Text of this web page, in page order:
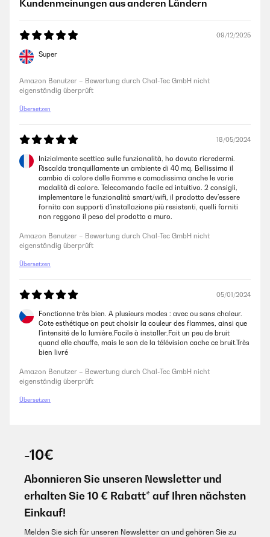
Kundenmeinungen aus anderen Ländern
09/12/2025
Super
Amazon Benutzer – Bewertung durch Chal-Tec GmbH nicht
eigenständig überprüft
Übersetzen
18/05/2024
Inizialmente scettico sulle funzionalità, ho dovuto ricredermi.
Riscalda tranquillamente un ambiente di 40 mq. Bellissimo il
cambio di colore delle fiamme e comodissima anche le varie
modalità di calore. Telecomando facile ed intuitivo. 2 consigli,
implementare le funzionalità smart/wifi, il prodotto dev’essere
fornito con supporti d’installazione più resistenti, quelli forniti
non reggono il peso del prodotto a muro.
Amazon Benutzer – Bewertung durch Chal-Tec GmbH nicht
eigenständig überprüft
Übersetzen
05/01/2024
Fonctionne très bien. A plusieurs modes : avec ou sans chaleur.
Cote esthétique on peut choisir la couleur des flammes, ainsi que
l’intensité de la lumière.Facile à installer.Fait un peu de bruit
quand elle chauffe, mais le son de la télévision cache ce bruit.Très
bien livré
Amazon Benutzer – Bewertung durch Chal-Tec GmbH nicht
eigenständig überprüft
Übersetzen
-10€
Abonnieren Sie unseren Newsletter und
erhalten Sie 10 € Rabatt* auf Ihren nächsten
Einkauf!
Melden Sie sich für unseren Newsletter an und gehören Sie zu